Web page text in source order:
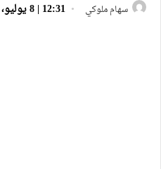
سهام ملوكي 12:31 | 8 يوليو، 2021